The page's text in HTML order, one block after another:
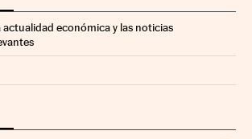
actualidad económica y las noticias
Días en Facebook
Cinco Días en Twitter